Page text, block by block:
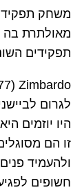
משחק
מאולתרת בה
תפקידים
Zimbardo
(
לגרום
היו יוזמים
זו הם
ולהעמיד
חשופים